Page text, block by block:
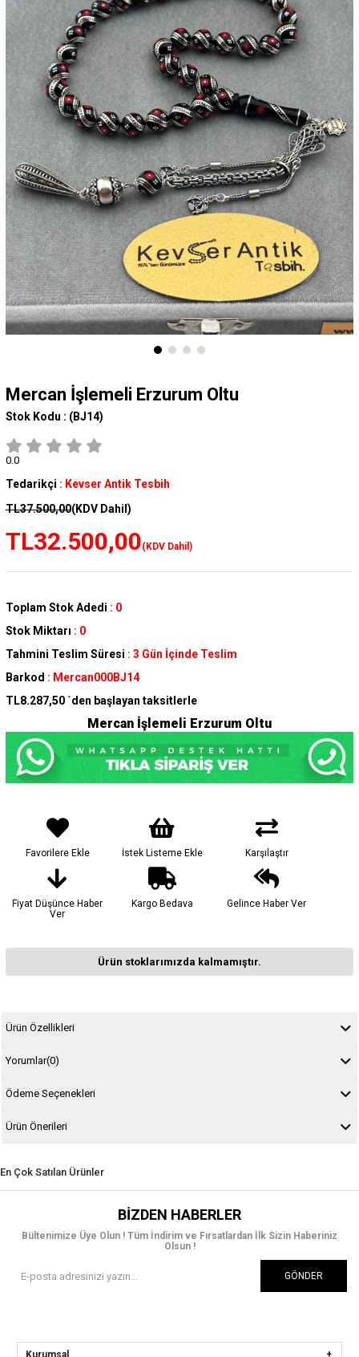
Mercan İşlemeli Erzurum Oltu
Stok Kodu : (BJ14)
0.0
Tedarikçi : Kevser Antik Tesbih
TL37.500,00(KDV Dahil)
TL32.500,00(KDV Dahil)
Toplam Stok Adedi : 0
Stok Miktarı : 0
Tahmini Teslim Süresi : 3 Gün İçinde Teslim
Barkod : Mercan000BJ14
TL8.287,50 `den başlayan taksitlerle
Mercan İşlemeli Erzurum Oltu
Favorilere Ekle İstek Listeme Ekle Karşılaştır
Fiyat Düşünce Haber
Ver
Kargo Bedava Gelince Haber Ver
Ürün stoklarımızda kalmamıştır.
Ürün Özellikleri
Yorumlar(0)
Ödeme Seçenekleri
Ürün Önerileri
En Çok Satılan Ürünler
BIZDEN HABERLER
Bültenimize Üye Olun ! Tüm İndirim ve Fırsatlardan İlk Sizin Haberiniz
Olsun !
GÖNDER
Kurumsal